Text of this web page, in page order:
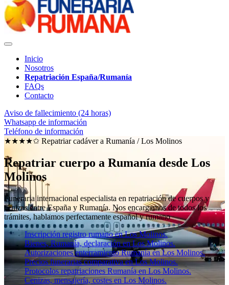
Inicio
Nosotros
Repatriación España/Rumanía
FAQs
Contacto
Aviso de fallecimiento (24 horas)
Whatsapp de información
Teléfono de información
★★★★✩ Repatriar cadáver a Rumanía /Los Molinos
Repatriar cuerpo a Rumanía desde Los
Molinos
Funeraria internacional especialista en repatriación de cuerpos y
cenizas entre España y Rumanía. Nos encargamos de todos los
trámites, hablamos perfectamente español y rumano
Inscripción registro rumano en Los Molinos.
Bienes, Rumanía, declaración en Los Molinos.
Autorizaciones enterramiento Rumanía en Los Molinos.
Precios funerarias comparativa en Los Molinos.
Protocolos repatriaciones Rumanía en Los Molinos.
Cenizas, mensajería, costes en Los Molinos.